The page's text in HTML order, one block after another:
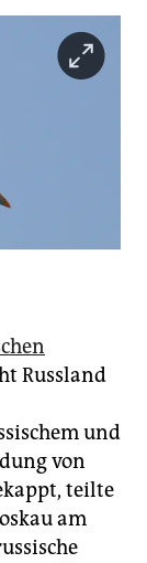
Russland
und
von
teilte
am